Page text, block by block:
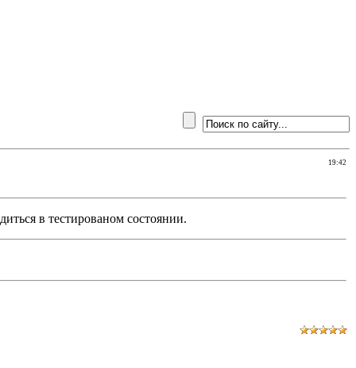
19:42
в тестированом состоянии.